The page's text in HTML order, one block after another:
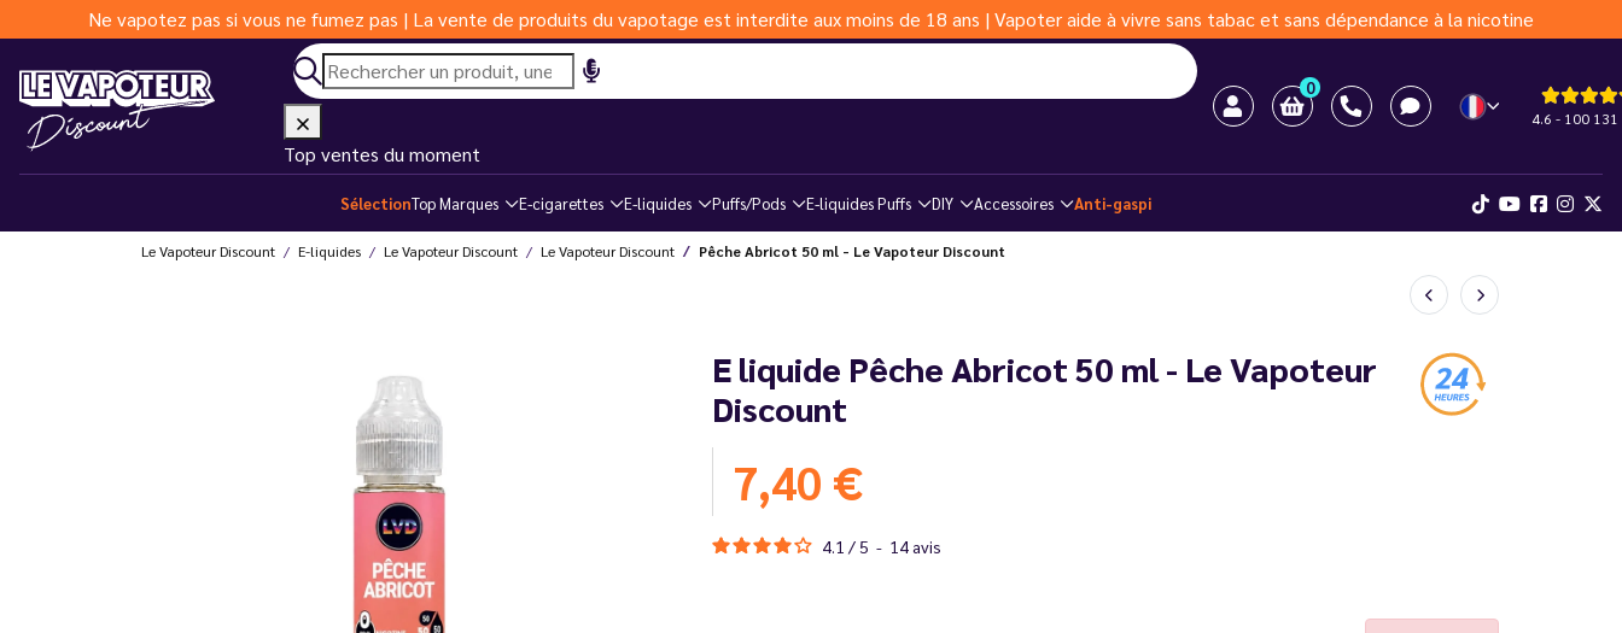
Ne vapotez pas si vous ne fumez pas | La vente de produits du vapotage est interdite aux moins de 18 ans | Vapoter aide à vivre sans tabac et sans dépendance à la nicotine
0
4.6 - 100 131
Top ventes du moment
SélectionTop Marques E-cigarettes E-liquides Puffs/Pods E-liquides Puffs DIY Accessoires Anti-gaspi
Le Vapoteur Discount E-liquides Le Vapoteur Discount Le Vapoteur Discount Pêche Abricot 50 ml - Le Vapoteur Discount
E liquide Pêche Abricot 50 ml - Le Vapoteur
Discount
7,40 €
4.1 / 5 - 14avis